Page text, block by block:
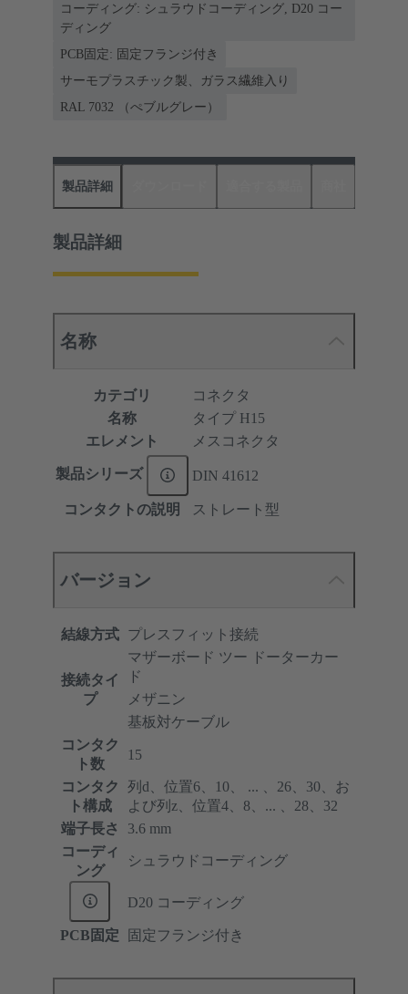
コーディング: シュラウドコーディング, D20 コー
ディング
PCB固定: 固定フランジ付き
サーモプラスチック製、ガラス繊維入り
RAL 7032 （ぺブルグレー）
製品詳細
製品詳細
名称
カテゴリ
コネクタ
名称
タイプ H15
エレメント
メスコネクタ
製品シリーズ DIN 41612
コンタクトの説明 ストレート型
バージョン
結線方式 プレスフィット接続
接続タイ
プ
マザーボード ツー ドーターカー
ド
メザニン
基板対ケーブル
コンタク
ト数
15
コンタク
ト構成
列d、位置6、10、 ... 、26、30、お
よび列z、位置4、8、... 、28、32
端子長さ
3.6 mm
コーディ
ング
シュラウドコーディング
D20 コーディング
PCB固定 固定フランジ付き